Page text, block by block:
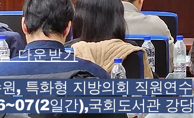
다운받기
, 특화형 지방의회 직원연수
일간),국회도서관 강당